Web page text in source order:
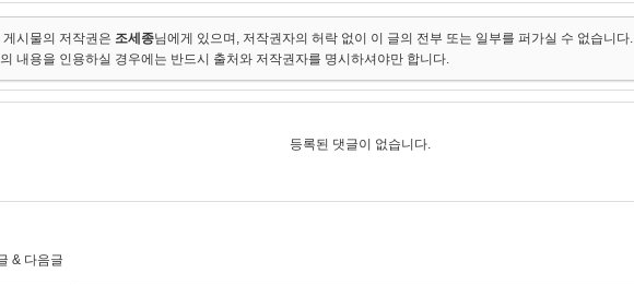
게시물의 저작권은 조세종님에게 있으며, 저작권자의 허락 없이 이 글의 전부 또는 일부를 퍼가실 수 없습니다.
내용을 인용하실 경우에는 반드시 출처와 저작권자를 명시하셔야만 합니다.
등록된 댓글이 없습니다.
& 다음글